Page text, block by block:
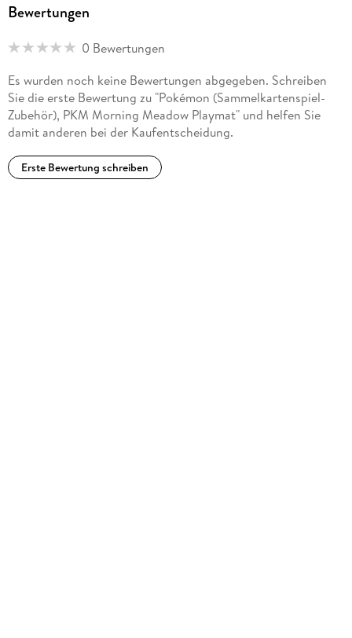
Bewertungen
0 Bewertungen
Es wurden noch keine Bewertungen abgegeben. Schreiben
Sie die erste Bewertung zu "Pokémon (Sammelkartenspiel-
Zubehör), PKM Morning Meadow Playmat" und helfen Sie
damit anderen bei der Kaufentscheidung.
Erste Bewertung schreiben